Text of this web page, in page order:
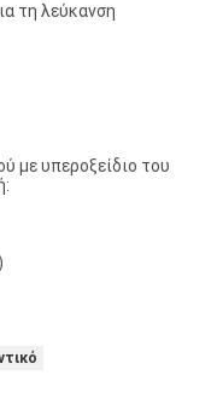
τη λεύκανση
με υπεροξείδιο του